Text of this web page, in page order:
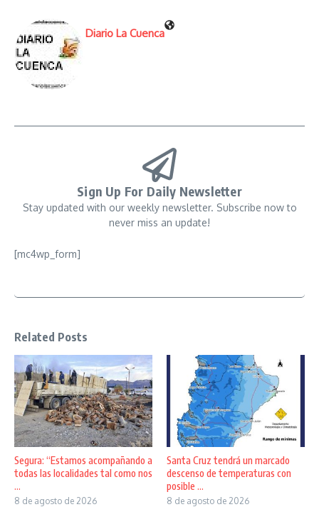
Diario La Cuenca
Sign Up For Daily Newsletter
Stay updated with our weekly newsletter. Subscribe now to
never miss an update!
[mc4wp_form]
Related Posts
Segura: “Estamos acompañando a
todas las localidades tal como nos
...
8 de agosto de 2026
Santa Cruz tendrá un marcado
descenso de temperaturas con
posible ...
8 de agosto de 2026